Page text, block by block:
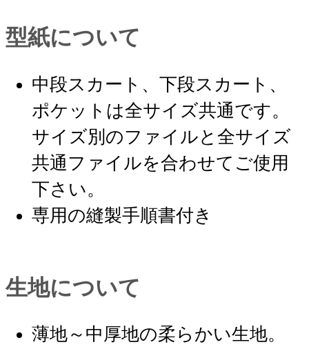
型紙について
中段スカート、下段スカート、
ポケットは全サイズ共通です。
サイズ別のファイルと全サイズ
共通ファイルを合わせてご使用
下さい。
専用の縫製手順書付き
生地について
薄地～中厚地の柔らかい生地。